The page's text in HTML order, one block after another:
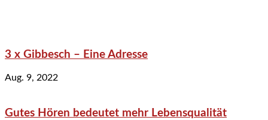
3 x Gibbesch – Eine Adresse
Aug. 9, 2022
Gutes Hören bedeutet mehr Lebensqualität